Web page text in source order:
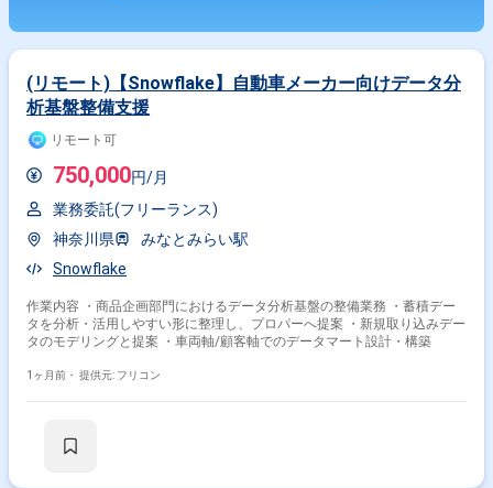
(リモート)【Snowflake】自動車メーカー向けデータ分
析基盤整備支援
リモート可
750,000円/月
業務委託(フリーランス)
神奈川県
みなとみらい駅
Snowflake
作業内容 ・商品企画部門におけるデータ分析基盤の整備業務 ・蓄積デー
タを分析・活用しやすい形に整理し、プロパーへ提案 ・新規取り込みデー
タのモデリングと提案 ・車両軸/顧客軸でのデータマート設計・構築
1ヶ月前・ 提供元: フリコン